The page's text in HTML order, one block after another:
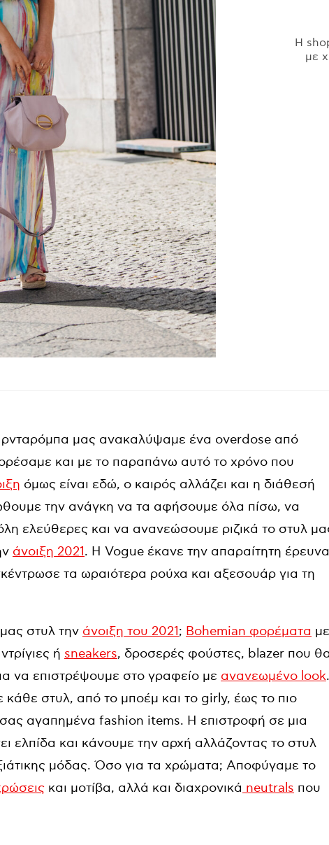
Η
με
μας ανακαλύψαμε ένα overdose από
και με το παραπάνω αυτό το χρόνο που
όμως είναι εδώ, ο καιρός αλλάζει και η διάθεσή
την ανάγκη να τα αφήσουμε όλα πίσω, να
ελεύθερες και να ανανεώσουμε ριζικά το στυλ
άνοιξη 2021. Η Vogue έκανε την απαραίτητη έρευνα
τα ωραιότερα ρούχα και αξεσουάρ για τη
στυλ την άνοιξη του 2021; Bohemian φορέματα με
ή sneakers, δροσερές φούστες, blazer που θα
να επιστρέψουμε στο γραφείο με ανανεωμένο look.
κάθε στυλ, από το μποέμ και το girly, έως το πιο
αγαπημένα fashion items. Η επιστροφή σε μια
ελπίδα και κάνουμε την αρχή αλλάζοντας το στυλ
μόδας. Όσο για τα χρώματα; Αποφύγαμε το
και μοτίβα, αλλά και διαχρονικά neutrals που